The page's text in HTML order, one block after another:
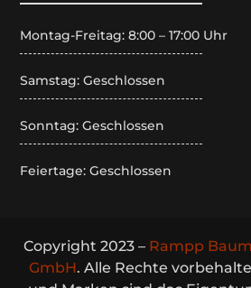
Montag-Freitag: 8:00 – 17:00 Uhr
Samstag: Geschlossen
Sonntag: Geschlossen
Feiertage: Geschlossen
Copyright 2023 – Rampp
GmbH. Alle Rechte